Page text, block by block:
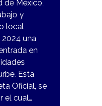
de México,
y
local
una
en
Esta
Oficial, se
el cual…